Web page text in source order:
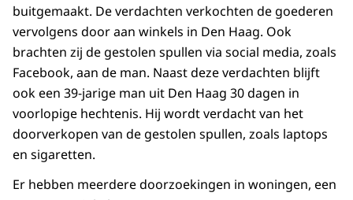
buitgemaakt. De verdachten verkochten de goederen
vervolgens door aan winkels in Den Haag. Ook
brachten zij de gestolen spullen via social media, zoals
Facebook, aan de man. Naast deze verdachten blijft
ook een 39-jarige man uit Den Haag 30 dagen in
voorlopige hechtenis. Hij wordt verdacht van het
doorverkopen van de gestolen spullen, zoals laptops
en sigaretten.
Er hebben meerdere doorzoekingen in woningen, een